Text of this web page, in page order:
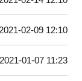
2021-02-09 12:10
2021-01-07 11:23